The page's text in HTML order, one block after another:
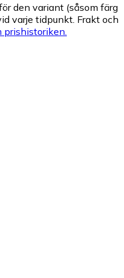
den variant (såsom färg
varje tidpunkt. Frakt och
prishistoriken.